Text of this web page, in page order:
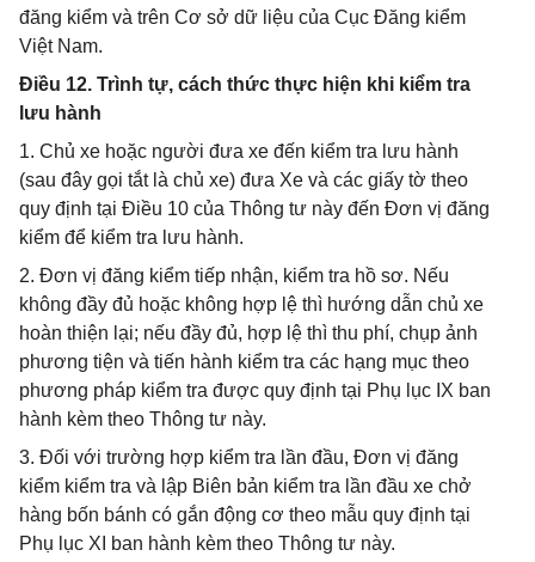
đăng kiểm và trên Cơ sở dữ liệu của Cục Đăng kiểm
Việt Nam.
Điều 12. Trình tự, cách thức thực hiện khi kiểm tra
lưu hành
1. Chủ xe hoặc người đưa xe đến kiểm tra lưu hành
(sau đây gọi tắt là chủ xe) đưa Xe và các giấy tờ theo
quy định tại Điều 10 của Thông tư này đến Đơn vị đăng
kiểm để kiểm tra lưu hành.
2. Đơn vị đăng kiểm tiếp nhận, kiểm tra hồ sơ. Nếu
không đầy đủ hoặc không hợp lệ thì hướng dẫn chủ xe
hoàn thiện lại; nếu đầy đủ, hợp lệ thì thu phí, chụp ảnh
phương tiện và tiến hành kiểm tra các hạng mục theo
phương pháp kiểm tra được quy định tại Phụ lục IX ban
hành kèm theo Thông tư này.
3. Đối với trường hợp kiểm tra lần đầu, Đơn vị đăng
kiểm kiểm tra và lập Biên bản kiểm tra lần đầu xe chở
hàng bốn bánh có gắn động cơ theo mẫu quy định tại
Phụ lục XI ban hành kèm theo Thông tư này.